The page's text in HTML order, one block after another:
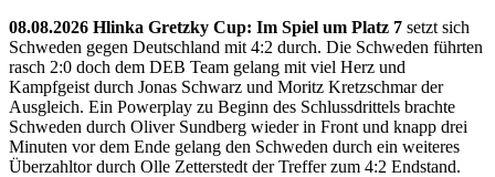
08.08.2026 Hlinka Gretzky Cup: Im Spiel um Platz 7 setzt sich
Schweden gegen Deutschland mit 4:2 durch. Die Schweden führten
rasch 2:0 doch dem DEB Team gelang mit viel Herz und
Kampfgeist durch Jonas Schwarz und Moritz Kretzschmar der
Ausgleich. Ein Powerplay zu Beginn des Schlussdrittels brachte
Schweden durch Oliver Sundberg wieder in Front und knapp drei
Minuten vor dem Ende gelang den Schweden durch ein weiteres
Überzahltor durch Olle Zetterstedt der Treffer zum 4:2 Endstand.